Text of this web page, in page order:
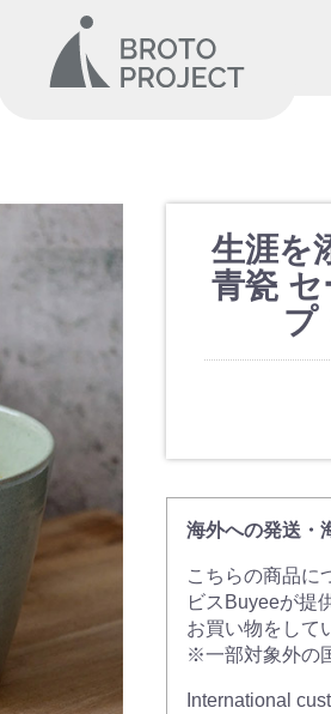
生涯を
青瓷
プ
海外への発送・
こちらの商品に
ビスBuyeeが提
お買い物をして
※一部対象外の
International